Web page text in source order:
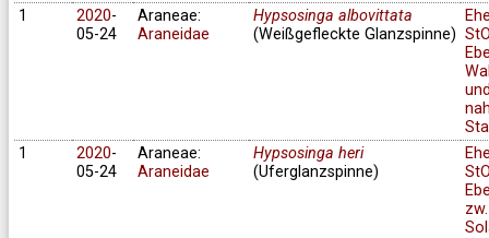
1
2020-
05-24
Araneae:
Araneidae
Hypsosinga albovittata
(Weißgefleckte Glanzspinne)
1
2020-
05-24
Araneae:
Araneidae
Hypsosinga heri
(Uferglanzspinne)
zw.